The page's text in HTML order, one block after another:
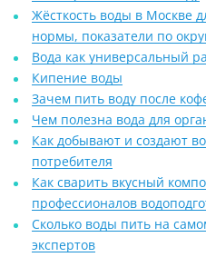
Жёсткость воды в Москве
нормы, показатели по
Вода как универсальный
Кипение воды
Зачем пить воду после
Чем полезна вода для
Как добывают и создают
потребителя
Как сварить вкусный
профессионалов
Сколько воды пить на
экспертов